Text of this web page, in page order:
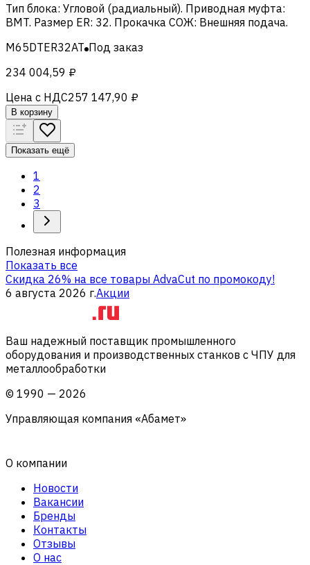
Тип блока: Угловой (радиальный). Приводная муфта:
BMT. Размер ER: 32. Прокачка СОЖ: Внешняя подача.
M65DTER32AT Под заказ
234 004,59 ₽
Цена с НДС257 147,90 ₽
В корзину
Показать ещё
1
2
3
Полезная информация
Показать все
Скидка 26% на все товары AdvaCut по промокоду!
6 августа 2026 г.Акции
Ваш надежный поставщик промышленного
оборудования и производственных станков с ЧПУ для
металлообработки
© 1990 — 2026
Управляющая компания «Абамет»
О компании
Новости
Вакансии
Бренды
Контакты
Отзывы
О нас